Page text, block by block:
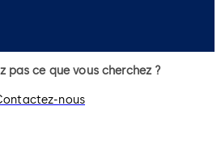
pas ce que vous cherchez ?
nous